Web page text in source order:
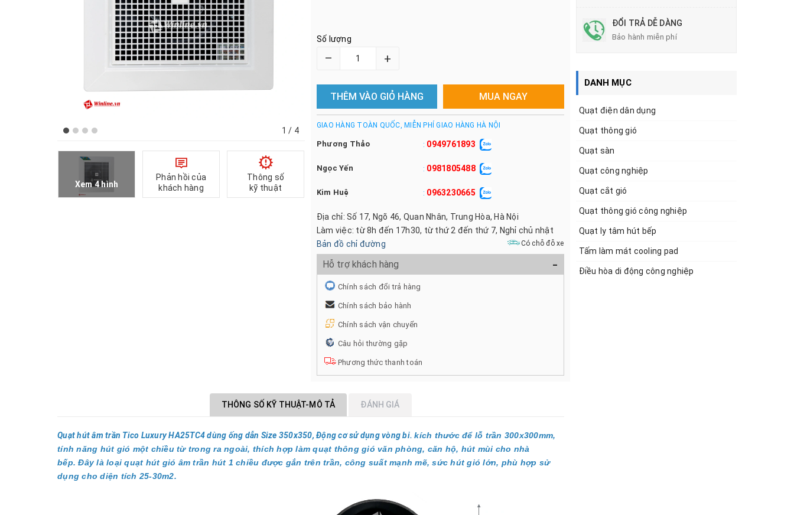
1 / 4
Xem 4 hình
Phản hồi của
khách hàng
Thông số
kỹ thuật
Số lượng
– +
THÊM VÀO GIỎ HÀNG MUA NGAY
GIAO HÀNG TOÀN QUỐC, MIỄN PHÍ GIAO HÀNG HÀ NỘI
Phương Thảo : 0949761893
Ngọc Yến : 0981805488
Kim Huệ : 0963230665
Địa chỉ: Số 17, Ngõ 46, Quan Nhân, Trung Hòa, Hà Nội
Làm việc: từ 8h đến 17h30, từ thứ 2 đến thứ 7, Nghỉ chủ nhật
Bản đồ chỉ đường
Có chỗ đỗ xe
Hỗ trợ khách hàng -
Chính sách đổi trả hàng
Chính sách bảo hành
Chính sách vận chuyển
Câu hỏi thường gặp
Phương thức thanh toán
THÔNG SỐ KỸ THUẬT-MÔ TẢ ĐÁNH GIÁ
Quạt hút âm trần Tico Luxury HA25TC4 dùng ống dẫn Size 350x350, Động cơ sử dụng vòng bi.kích thước để lỗ trần 300x300mm,
tính năng hút gió một chiều từ trong ra ngoài, thích hợp làm quạt thông gió văn phòng, căn hộ, hút mùi cho nhà
bếp. Đây là loại quạt hút gió âm trần hút 1 chiều được gắn trên trần, công suất mạnh mẽ, sức hút gió lớn, phù hợp sử
dụng cho diện tích 25-30m2.
ĐỔI TRẢ DỄ DÀNG
Bảo hành miễn phí
DANH MỤC
Quạt điện dân dụng
Quạt thông gió
Quạt sàn
Quạt công nghiệp
Quạt cắt gió
Quạt thông gió công nghiệp
Quạt ly tâm hút bếp
Tấm làm mát cooling pad
Điều hòa di động công nghiệp